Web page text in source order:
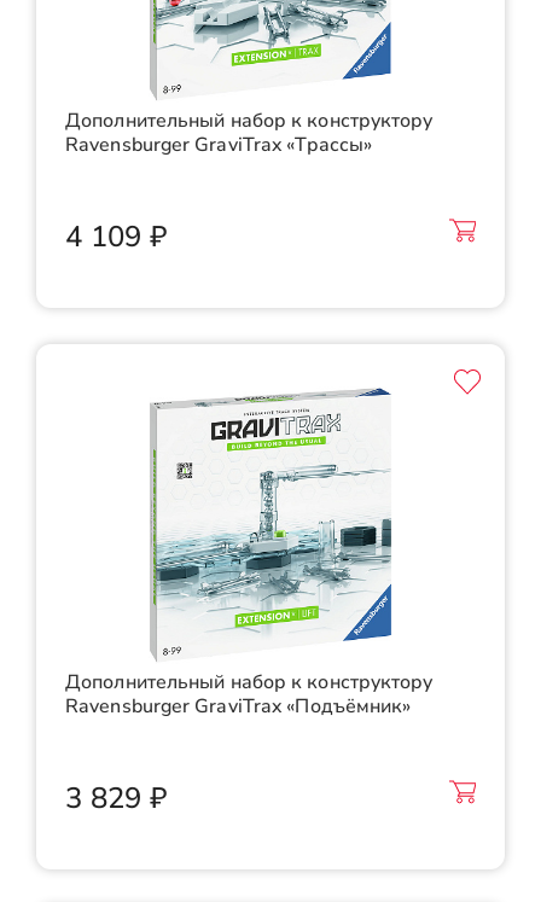
Дополнительный набор к конструктору
Ravensburger GraviTrax «Трассы»
4 109 ₽
Дополнительный набор к конструктору
Ravensburger GraviTrax «Подъёмник»
3 829 ₽